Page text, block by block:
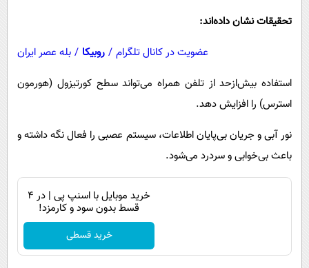
تحقیقات نشان داده‌اند:
عضویت در کانال تلگرام / روبیکا / بله عصر ایران
استفاده بیش‌ازحد از تلفن همراه می‌تواند سطح کورتیزول (هورمون
استرس) را افزایش دهد.
نور آبی و جریان بی‌پایان اطلاعات، سیستم عصبی را فعال نگه داشته و
باعث بی‌خوابی و سردرد می‌شود.
خرید موبایل با اسنپ پی | در ۴
قسط بدون سود و کارمزد!
خرید قسطی